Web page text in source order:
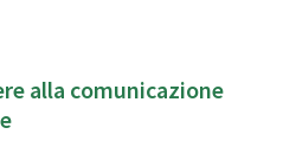
alla comunicazione